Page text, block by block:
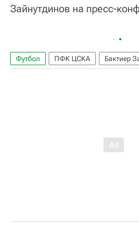
Зайнутдинов на пресс-
Футбол ПФК ЦСКА Бактиер